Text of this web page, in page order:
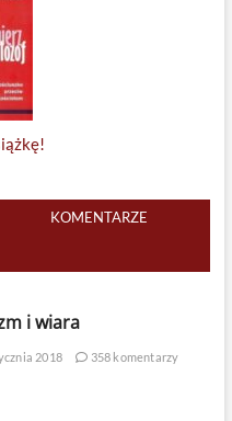
KOMENTARZE
i wiara
2018 358 komentarzy